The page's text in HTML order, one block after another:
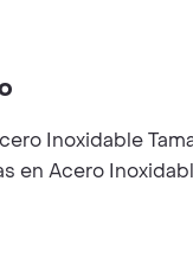
Inoxidable
en Acero